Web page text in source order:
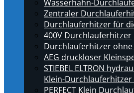
Wasserhahn-
Zentraler
Durchlauferhitzer für
400V Durchlauferhitzer
Durchlauferhitzer
AEG druckloser
STIEBEL ELTRON
Klein-Durchlauferhitzer
PERFECT Klein